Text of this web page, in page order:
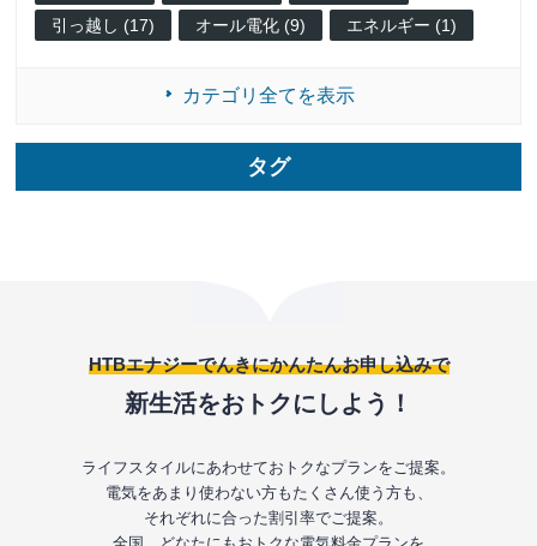
引っ越し (17)
オール電化 (9) エネルギー (1)
カテゴリ全てを表示
タグ
HTBエナジーでんきにかんたんお申し込みで
新生活をおトクにしよう！
ライフスタイルにあわせておトクなプランをご提案。
電気をあまり使わない方もたくさん使う方も、
それぞれに合った割引率でご提案。